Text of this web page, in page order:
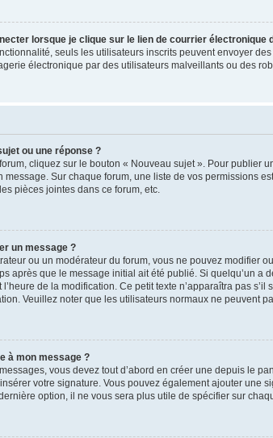
lorsque je clique sur le lien de courrier électronique
seuls les utilisateurs inscrits peuvent envoyer
électronique par des utilisateurs malveillants ou des
ou une réponse ?
cliquez sur le bouton « Nouveau sujet ». Pour
message. Sur chaque forum, une liste de vos permissions
pièces jointes dans ce forum, etc.
un message ?
ou un modérateur du forum, vous ne pouvez modifier
après que le message initial ait été publié. Si quelqu’un
de la modification. Ce petit texte n’apparaîtra pas
Veuillez noter que les utilisateurs normaux ne peuvent
à mon message ?
vous devez tout d’abord en créer une depuis le
votre signature. Vous pouvez également ajouter
option, il ne vous sera plus utile de spécifier sur